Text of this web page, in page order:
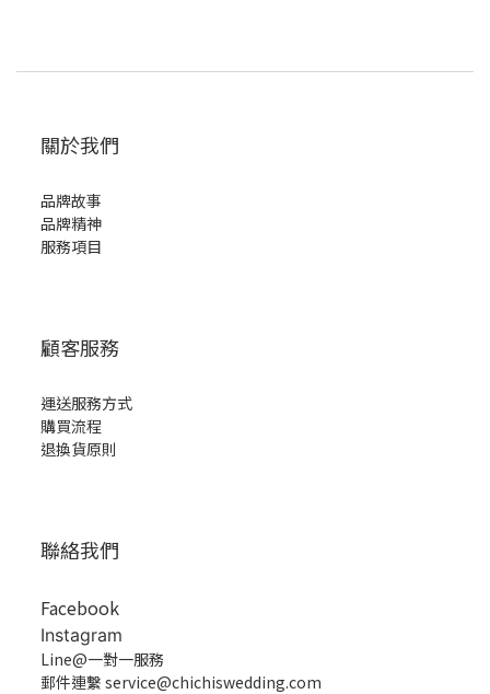
關於我們
品牌故事
品牌精神
服務項目
顧客服務
運送服務方式
購買流程
退換貨原則
聯絡我們
Facebook
Instagram
Line@一對一服務
郵件連繫 service@chichiswedding.com